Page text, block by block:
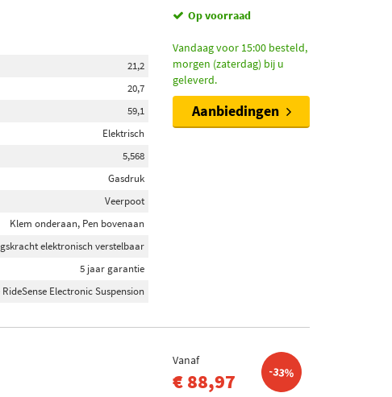
21,2
20,7
59,1
Elektrisch
5,568
Gasdruk
Veerpoot
Klem onderaan, Pen bovenaan
elektronisch verstelbaar
5 jaar garantie
Electronic Suspension
Op voorraad
Vandaag voor 15:00 besteld,
morgen (zaterdag) bij u
geleverd.
Aanbiedingen
Vanaf
€ 88,97 -33%